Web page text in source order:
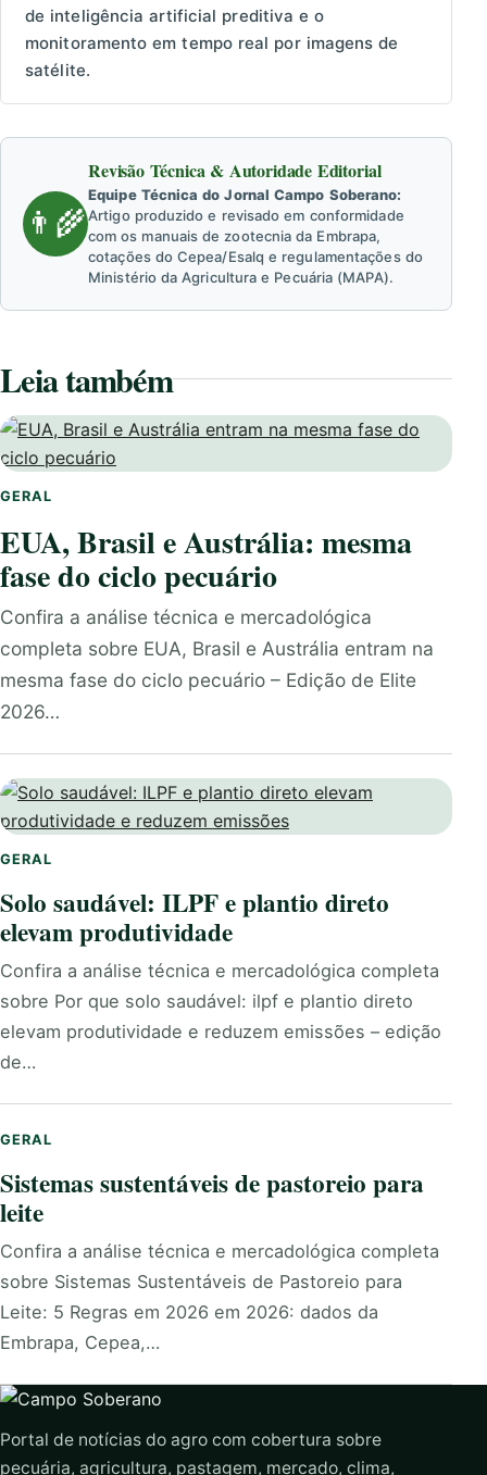
de inteligência artificial preditiva e o
monitoramento em tempo real por imagens de
satélite.
👨‍🌾
Revisão Técnica & Autoridade Editorial
Equipe Técnica do Jornal Campo Soberano:
Artigo produzido e revisado em conformidade
com os manuais de zootecnia da Embrapa,
cotações do Cepea/Esalq e regulamentações do
Ministério da Agricultura e Pecuária (MAPA).
Leia também
GERAL
EUA, Brasil e Austrália: mesma
fase do ciclo pecuário
Confira a análise técnica e mercadológica
completa sobre EUA, Brasil e Austrália entram na
mesma fase do ciclo pecuário – Edição de Elite
2026…
GERAL
Solo saudável: ILPF e plantio direto
elevam produtividade
Confira a análise técnica e mercadológica completa
sobre Por que solo saudável: ilpf e plantio direto
elevam produtividade e reduzem emissões – edição
de…
GERAL
Sistemas sustentáveis de pastoreio para
leite
Confira a análise técnica e mercadológica completa
sobre Sistemas Sustentáveis de Pastoreio para
Leite: 5 Regras em 2026 em 2026: dados da
Embrapa, Cepea,…
Portal de notícias do agro com cobertura sobre
pecuária, agricultura, pastagem, mercado, clima,